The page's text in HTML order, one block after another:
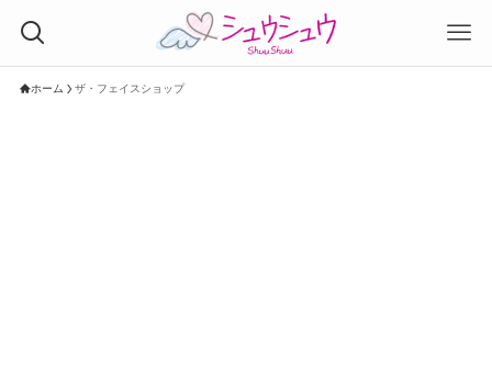
ホーム ザ・フェイスショップ